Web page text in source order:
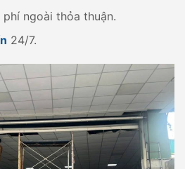
ngoài thỏa thuận.
24/7.